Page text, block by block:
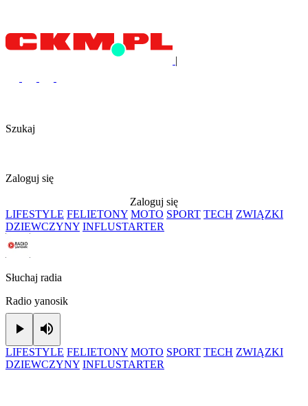
|
Szukaj
Zaloguj się
Zaloguj się
LIFESTYLE FELIETONY MOTO SPORT TECH ZWIĄZKI
DZIEWCZYNY INFLUSTARTER
Słuchaj radia
Radio yanosik
Play
LIFESTYLE FELIETONY MOTO SPORT TECH ZWIĄZKI
DZIEWCZYNY INFLUSTARTER